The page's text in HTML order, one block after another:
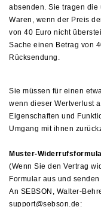
absenden. Sie tragen die
Waren, wenn der Preis
von 40 Euro nicht
Sache einen Betrag von
Rücksendung.
Sie müssen für einen
wenn dieser Wertverlust
Eigenschaften und
Umgang mit ihnen
Muster-
(Wenn Sie den Vertrag
Formular aus und
An SEBSON, Walter-
support@sebson.de :